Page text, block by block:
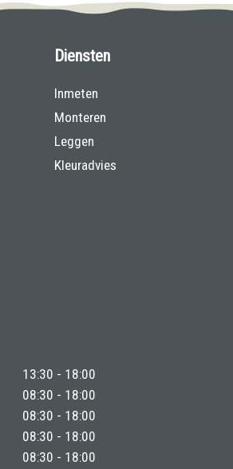
Diensten
Inmeten
Monteren
Leggen
Kleuradvies
13:30 - 18:00
08:30 - 18:00
08:30 - 18:00
08:30 - 18:00
08:30 - 18:00